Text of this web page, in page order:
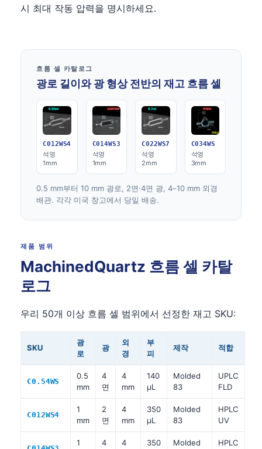
시 최대 작동 압력을 명시하세요.
흐름 셀 카탈로그
광로 길이와 광 형상 전반의 재고 흐름 셀
C012WS4
석영
1mm
C014WS3
석영
1mm
C022WS7
석영
2mm
C034WS
석영
3mm
0.5 mm부터 10 mm 광로, 2면·4면 광, 4–10 mm 외경
배관. 각각 미국 창고에서 당일 배송.
제품 범위
MachinedQuartz 흐름 셀 카탈
로그
우리 50개 이상 흐름 셀 범위에서 선정한 재고 SKU:
SKU
광
로
광
외
경
부
피
제작 적합
C0.54WS
0.5
mm
4
면
4
mm
140
µL
Molded
83
UPLC
FLD
C012WS4
1
mm
2
면
4
mm
350
µL
Molded
83
HPLC
UV
1
4
4
350
Molded
HPLC